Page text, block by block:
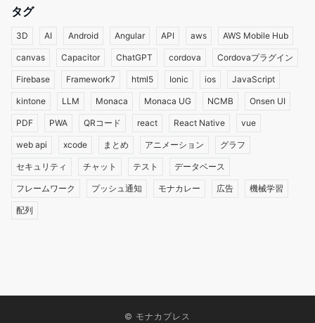
タグ
3D AI Android Angular API aws AWS Mobile Hub
canvas Capacitor ChatGPT cordova Cordovaプラグイン
Firebase Framework7 html5 Ionic ios JavaScript
kintone LLM Monaca Monaca UG NCMB Onsen UI
PDF PWA QRコード react React Native vue
web api xcode まとめ アニメーション グラフ
セキュリティ チャット テスト データベース
フレームワーク プッシュ通知 モナカレー 広告 機械学習
配列
© モナカプレス